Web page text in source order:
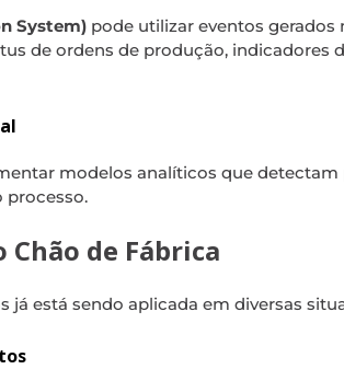
System) pode utilizar eventos gerados
de ordens de produção, indicadores
modelos analíticos que detectam
processo.
de Fábrica
já está sendo aplicada em diversas